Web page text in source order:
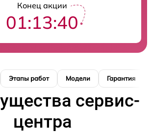
Конец акции
01:13:39
Этапы работ Модели Гарантия
сервис-
центра